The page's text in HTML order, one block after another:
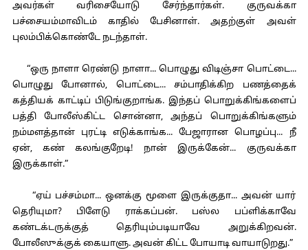
அவர்கள் வரிசையோடு சேர்ந்தார்கள். குருவக்கா
பச்சையம்மாவிடம் காதில் பேசினாள். அதற்குள் அவள்
புலம்பிக்கொண்டே நடந்தாள்.
“ஒரு நாளா ரெண்டு நாளா... பொழுது விடிஞ்சா பொட்டை...
பொழுது போனால், பொட்டை... சம்பாதிக்கிற பணத்தைக்
கத்தியக் காட்டிப் பிடுங்குறாங்க. இந்தப் பொறுக்கிங்களைப்
பத்தி போலீஸ்கிட்ட சொன்னா, அந்தப் பொறுக்கிங்களும்
நம்மளத்தான் புரட்டி எடுக்காங்க... பேஜாரான பொழப்பு... நீ
ஏன், கண் கலங்குறேடி! நான் இருக்கேன்... குருவக்கா
இருக்காள்.”
“ஏய் பச்சம்மா... ஒனக்கு மூளை இருக்குதா... அவன் யார்
தெரியுமா? பிளேடு ராக்கப்பன். பஸ்ல பப்ளிக்காவே
கண்டக்டருக்குத் தெரியும்படியாவே அறுக்கிறவன்.
போலீஸுக்குக் கையாளு. அவன் கிட்ட போயாடி வாயாடுறது.”